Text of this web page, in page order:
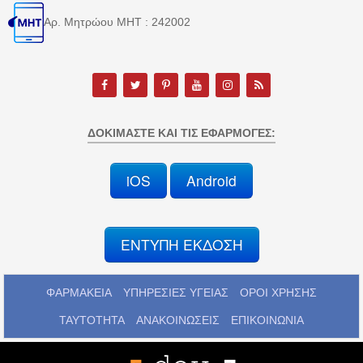
Αρ. Μητρώου MHT : 242002
ΔΟΚΙΜΆΣΤΕ ΚΑΙ ΤΙΣ ΕΦΑΡΜΟΓΈΣ:
iOS Android
ΕΝΤΥΠΗ ΕΚΔΟΣΗ
ΦΑΡΜΑΚΕΙΑ ΥΠΗΡΕΣΙΕΣ ΥΓΕΙΑΣ ΟΡΟΙ ΧΡΗΣΗΣ
ΤΑΥΤΟΤΗΤΑ ΑΝΑΚΟΙΝΩΣΕΙΣ ΕΠΙΚΟΙΝΩΝΙΑ